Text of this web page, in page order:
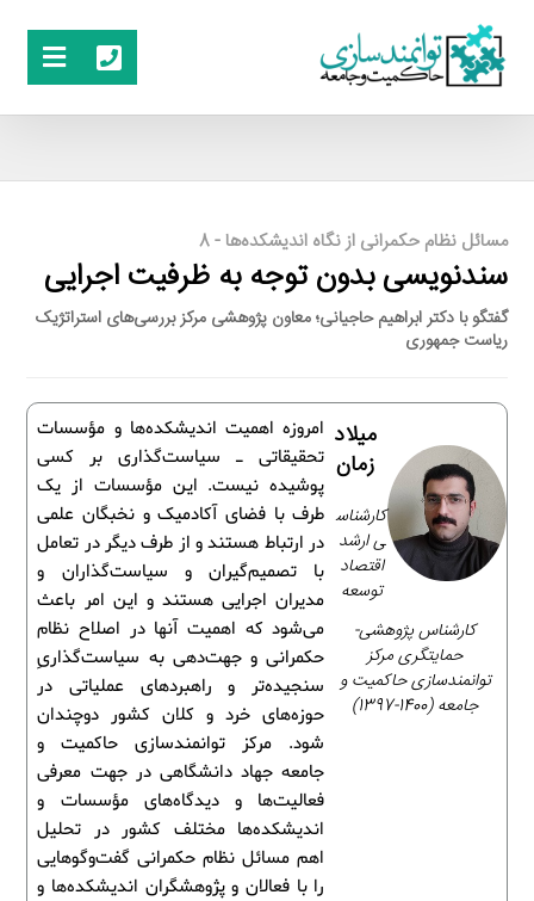
مسائل نظام حکمرانی از نگاه اندیشکده‌ها - 8
سندنویسی بدون توجه به ظرفیت اجرایی
گفتگو با دکتر ابراهیم حاجیانی؛ معاون پژوهشی مرکز بررسی‌های استراتژیک
ریاست جمهوری
امروزه اهمیت اندیشکده‌ها و مؤسسات
تحقیقاتی ـ سیاست‌گذاری بر کسی
پوشیده نیست. این مؤسسات از یک
طرف با فضای آکادمیک و نخبگان علمی
در ارتباط هستند و از طرف دیگر در تعامل
با تصمیم‌گیران و سیاست‌گذاران و
مدیران اجرایی هستند و این امر باعث
می‌شود که اهمیت آنها در اصلاح نظام
حکمرانی و جهت‌دهی به سیاست‌گذاریِ
سنجیده‌تر و راهبردهای عملیاتی در
حوزه‌های خرد و کلان کشور دوچندان
شود. مرکز توانمندسازی حاکمیت و
جامعه جهاد دانشگاهی در جهت معرفی
فعالیت‌ها و دیدگاه‌های مؤسسات و
اندیشکده‌ها مختلف کشور در تحلیل
اهم مسائل نظام حکمرانی گفت‌وگوهایی
را با فعالان و پژوهشگران اندیشکده‌ها و
میلاد
زمان
کارشناس
ی ارشد
اقتصاد
توسعه
کارشناس پژوهشی-
حمایتگری مرکز
توانمندسازی حاکمیت و
جامعه (1400-1397)